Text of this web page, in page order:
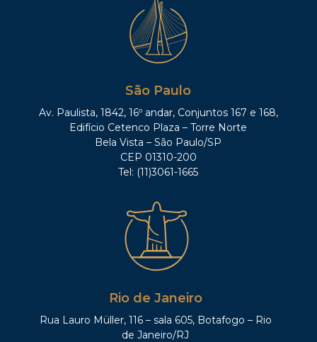
São Paulo
Av. Paulista, 1842, 16º andar, Conjuntos 167 e 168,
Edifício Cetenco Plaza – Torre Norte
Bela Vista – São Paulo/SP
CEP 01310-200
Tel: (11)3061-1665
Rio de Janeiro
Rua Lauro Müller, 116 – sala 605, Botafogo – Rio
de Janeiro/RJ